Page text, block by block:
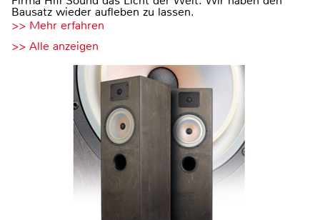
Bausatz wieder aufleben zu lassen.
>> Mehr erfahren
>> Alle anzeigen